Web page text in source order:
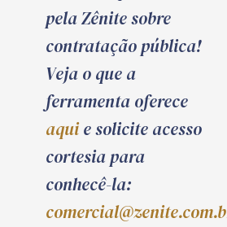
pela Zênite sobre
contratação pública!
Veja o que a
ferramenta oferece
aquie solicite acesso
cortesia para
conhecê-la: